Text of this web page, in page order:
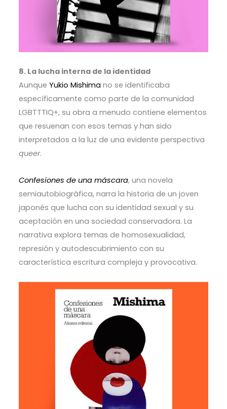
8. La lucha interna de la identidad
Aunque Yukio Mishima no se identificaba
específicamente como parte de la comunidad
LGBTTTIQ+, su obra a menudo contiene elementos
que resuenan con esos temas y han sido
interpretados a la luz de una evidente perspectiva
queer.
Confesiones de una máscara, una novela
semiautobiográfica, narra la historia de un joven
japonés que lucha con su identidad sexual y su
aceptación en una sociedad conservadora. La
narrativa explora temas de homosexualidad,
represión y autodescubrimiento con su
característica escritura compleja y provocativa.